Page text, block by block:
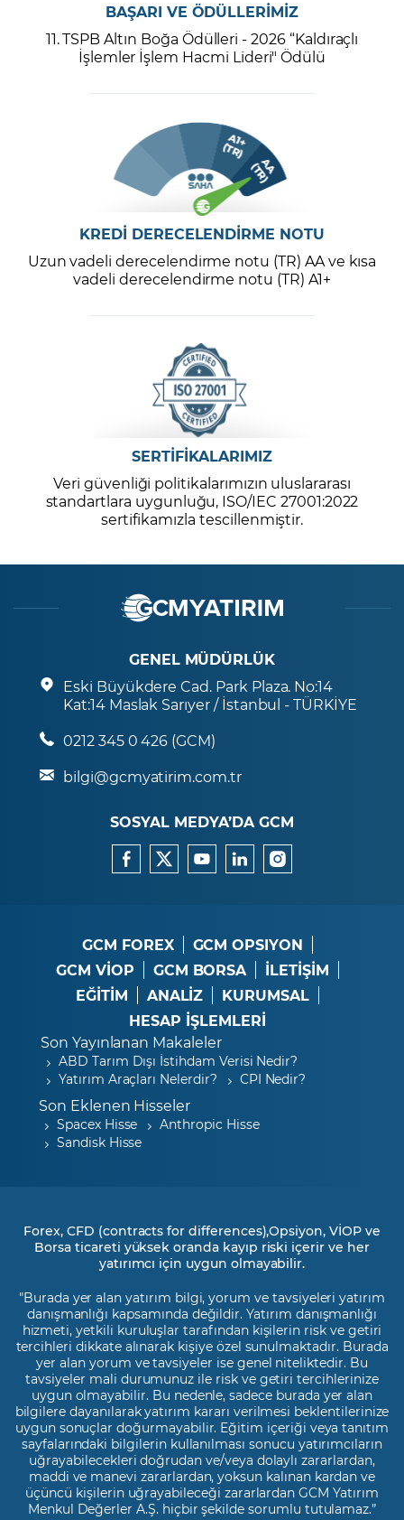
BAŞARI VE ÖDÜLLERİMİZ
11. TSPB Altın Boğa Ödülleri - 2026 “Kaldıraçlı
İşlemler İşlem Hacmi Lideri" Ödülü
KREDİ DERECELENDİRME NOTU
Uzun vadeli derecelendirme notu (TR) AA ve kısa
vadeli derecelendirme notu (TR) A1+
SERTİFİKALARIMIZ
Veri güvenliği politikalarımızın uluslararası
standartlara uygunluğu, ISO/IEC 27001:2022
sertifikamızla tescillenmiştir.
GENEL MÜDÜRLÜK
Eski Büyükdere Cad. Park Plaza. No:14
Kat:14 Maslak Sarıyer / İstanbul - TÜRKİYE
0212 345 0 426 (GCM)
bilgi@gcmyatirim.com.tr
SOSYAL MEDYA’DA GCM
GCM FOREX
GCM OPSIYON
GCM VİOP
GCM BORSA
İLETİŞİM
EĞİTİM
ANALİZ
KURUMSAL
HESAP İŞLEMLERİ
Son Yayınlanan Makaleler
ABD Tarım Dışı İstihdam Verisi Nedir?
Yatırım Araçları Nelerdir?
CPI Nedir?
Son Eklenen Hisseler
Spacex Hisse
Anthropic Hisse
Sandisk Hisse
Forex, CFD (contracts for differences),Opsiyon, VİOP ve
Borsa ticareti yüksek oranda kayıp riski içerir ve her
yatırımcı için uygun olmayabilir.
"Burada yer alan yatırım bilgi, yorum ve tavsiyeleri yatırım
danışmanlığı kapsamında değildir. Yatırım danışmanlığı
hizmeti, yetkili kuruluşlar tarafından kişilerin risk ve getiri
tercihleri dikkate alınarak kişiye özel sunulmaktadır. Burada
yer alan yorum ve tavsiyeler ise genel niteliktedir. Bu
tavsiyeler mali durumunuz ile risk ve getiri tercihlerinize
uygun olmayabilir. Bu nedenle, sadece burada yer alan
bilgilere dayanılarak yatırım kararı verilmesi beklentilerinize
uygun sonuçlar doğurmayabilir. Eğitim içeriği veya tanıtım
sayfalarındaki bilgilerin kullanılması sonucu yatırımcıların
uğrayabilecekleri doğrudan ve/veya dolaylı zararlardan,
maddi ve manevi zararlardan, yoksun kalınan kardan ve
üçüncü kişilerin uğrayabileceği zararlardan GCM Yatırım
Menkul Değerler A.Ş. hiçbir şekilde sorumlu tutulamaz.”